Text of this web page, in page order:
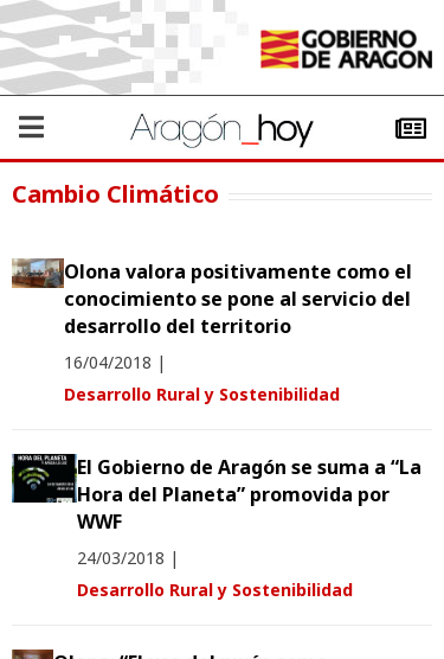
Cambio Climático
Olona valora positivamente como el
conocimiento se pone al servicio del
desarrollo del territorio
16/04/2018 |
Desarrollo Rural y Sostenibilidad
El Gobierno de Aragón se suma a “La
Hora del Planeta” promovida por
WWF
24/03/2018 |
Desarrollo Rural y Sostenibilidad